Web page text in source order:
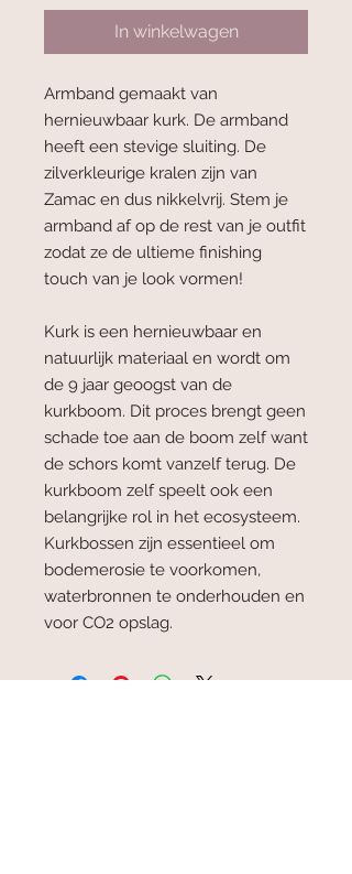
In winkelwagen
Armband gemaakt van
hernieuwbaar kurk. De armband
heeft een stevige sluiting. De
zilverkleurige kralen zijn van
Zamac en dus nikkelvrij. Stem je
armband af op de rest van je outfit
zodat ze de ultieme finishing
touch van je look vormen!
Kurk is een hernieuwbaar en
natuurlijk materiaal en wordt om
de 9 jaar geoogst van de
kurkboom. Dit proces brengt geen
schade toe aan de boom zelf want
de schors komt vanzelf terug. De
kurkboom zelf speelt ook een
belangrijke rol in het ecosysteem.
Kurkbossen zijn essentieel om
bodemerosie te voorkomen,
waterbronnen te onderhouden en
voor CO2 opslag.